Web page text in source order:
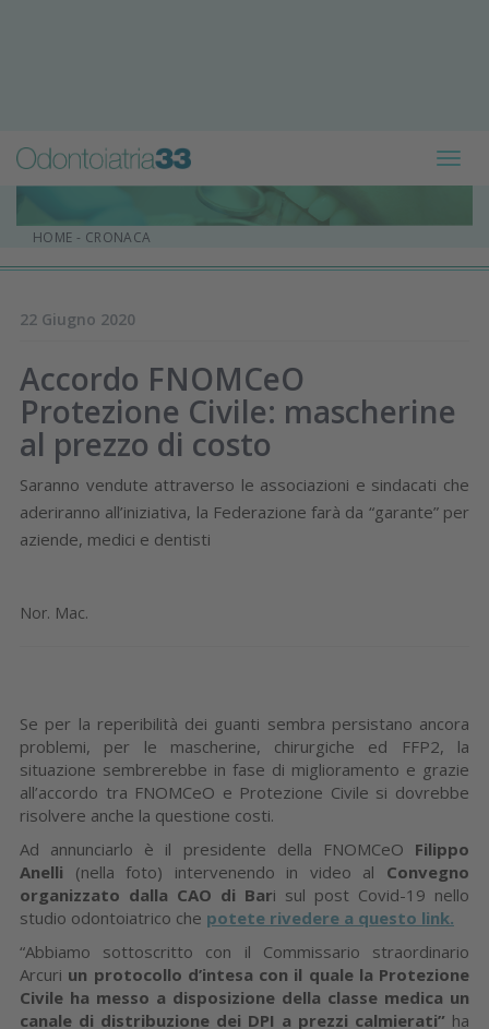
HOME - CRONACA
22 Giugno 2020
Accordo FNOMCeO
Protezione Civile: mascherine
al prezzo di costo
Saranno vendute attraverso le associazioni e sindacati che
aderiranno all’iniziativa, la Federazione farà da “garante” per
aziende, medici e dentisti
Nor. Mac.
Se per la reperibilità dei guanti sembra persistano ancora
problemi, per le mascherine, chirurgiche ed FFP2, la
situazione sembrerebbe in fase di miglioramento e grazie
all’accordo tra FNOMCeO e Protezione Civile si dovrebbe
risolvere anche la questione costi.
Ad annunciarlo è il presidente della FNOMCeO Filippo
Anelli (nella foto) intervenendo in video al Convegno
organizzato dalla CAO di Bari sul post Covid-19 nello
studio odontoiatrico che potete rivedere a questo link.
“Abbiamo sottoscritto con il Commissario straordinario
Arcuri un protocollo d’intesa con il quale la Protezione
Civile ha messo a disposizione della classe medica un
canale di distribuzione dei DPI a prezzi calmierati” ha